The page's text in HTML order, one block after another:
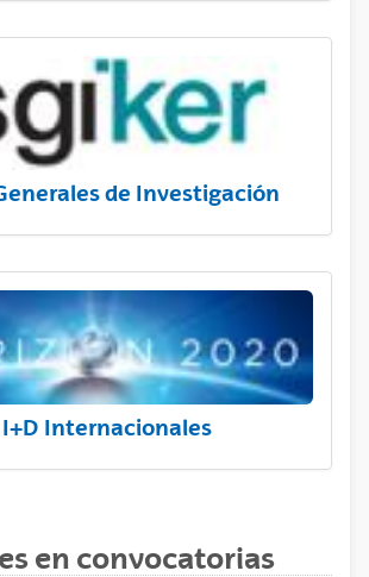
de Investigación
Internacionales
en convocatorias